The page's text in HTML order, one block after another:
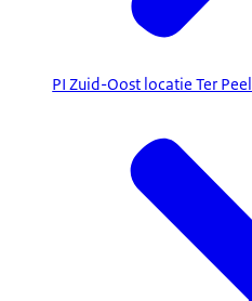
PI Zuid-Oost locatie Ter Peel